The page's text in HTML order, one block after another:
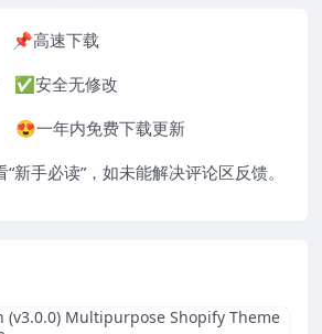
📌高速下载
✅安全无修改
一年内免费下载更新
“新手必读”，如未能解决评论区反馈。
(v3.0.0) Multipurpose Shopify Theme